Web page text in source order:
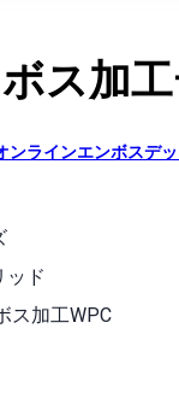
ス加
ンラインエンボスデ
ッド
ス加工WPC